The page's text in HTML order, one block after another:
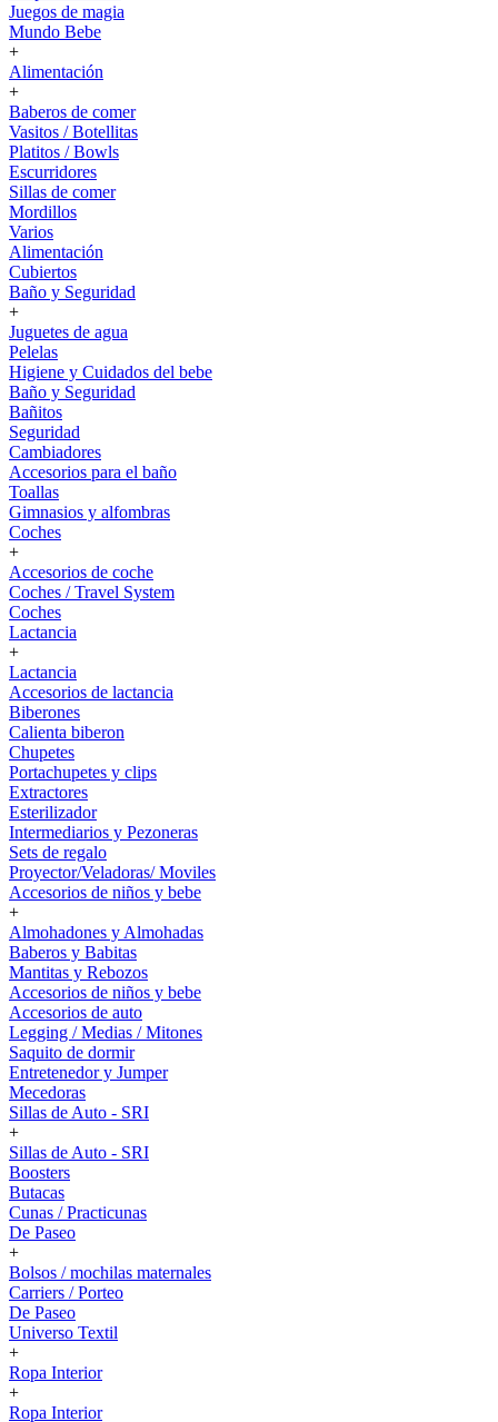
Juegos de magia
Mundo Bebe
+
Alimentación
+
Baberos de comer
Vasitos / Botellitas
Platitos / Bowls
Escurridores
Sillas de comer
Mordillos
Varios
Alimentación
Cubiertos
Baño y Seguridad
+
Juguetes de agua
Pelelas
Higiene y Cuidados del bebe
Baño y Seguridad
Bañitos
Seguridad
Cambiadores
Accesorios para el baño
Toallas
Gimnasios y alfombras
Coches
+
Accesorios de coche
Coches / Travel System
Coches
Lactancia
+
Lactancia
Accesorios de lactancia
Biberones
Calienta biberon
Chupetes
Portachupetes y clips
Extractores
Esterilizador
Intermediarios y Pezoneras
Sets de regalo
Proyector/Veladoras/ Moviles
Accesorios de niños y bebe
+
Almohadones y Almohadas
Baberos y Babitas
Mantitas y Rebozos
Accesorios de niños y bebe
Accesorios de auto
Legging / Medias / Mitones
Saquito de dormir
Entretenedor y Jumper
Mecedoras
Sillas de Auto - SRI
+
Sillas de Auto - SRI
Boosters
Butacas
Cunas / Practicunas
De Paseo
+
Bolsos / mochilas maternales
Carriers / Porteo
De Paseo
Universo Textil
+
Ropa Interior
+
Ropa Interior